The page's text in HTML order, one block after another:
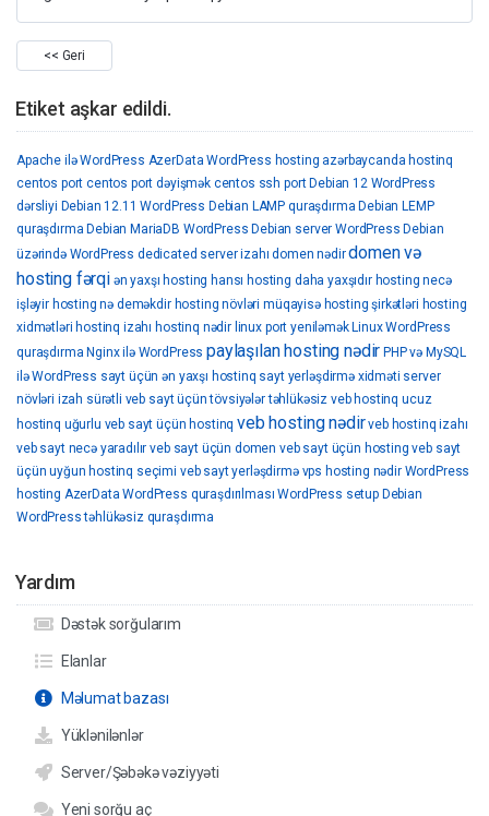
<< Geri
Etiket aşkar edildi.
Apache ilə WordPress AzerData WordPress hosting azərbaycanda hostinq
centos port centos port dəyişmək centos ssh port Debian 12 WordPress
dərsliyi Debian 12.11 WordPress Debian LAMP quraşdırma Debian LEMP
quraşdırma Debian MariaDB WordPress Debian server WordPress Debian
üzərində WordPress dedicated server izahı domen nədir domen və
hosting fərqi ən yaxşı hosting hansı hosting daha yaxşıdır hosting necə
işləyir hosting nə deməkdir hosting növləri müqayisə hosting şirkətləri hosting
xidmətləri hostinq izahı hostinq nədir linux port yeniləmək Linux WordPress
quraşdırma Nginx ilə WordPress paylaşılan hosting nədir PHP və MySQL
ilə WordPress sayt üçün ən yaxşı hostinq sayt yerləşdirmə xidməti server
növləri izah sürətli veb sayt üçün tövsiyələr təhlükəsiz veb hostinq ucuz
hostinq uğurlu veb sayt üçün hostinq veb hosting nədir veb hostinq izahı
veb sayt necə yaradılır veb sayt üçün domen veb sayt üçün hosting veb sayt
üçün uyğun hostinq seçimi veb sayt yerləşdirmə vps hosting nədir WordPress
hosting AzerData WordPress quraşdırılması WordPress setup Debian
WordPress təhlükəsiz quraşdırma
Yardım
Dəstək sorğularım
Elanlar
Məlumat bazası
Yüklənilənlər
Server/Şəbəkə vəziyyəti
Yeni sorğu aç